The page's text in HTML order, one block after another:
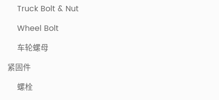
Truck Bolt & Nut
Wheel Bolt
车轮螺母
紧固件
螺栓